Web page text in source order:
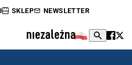
SKLEP NEWSLETTER